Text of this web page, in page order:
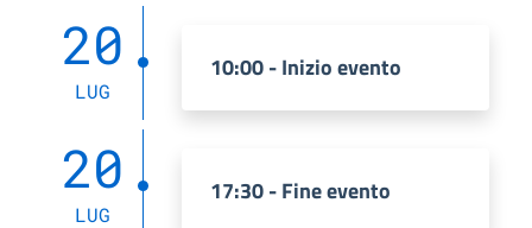
20
LUG
10:00 - Inizio evento
20
LUG
17:30 - Fine evento